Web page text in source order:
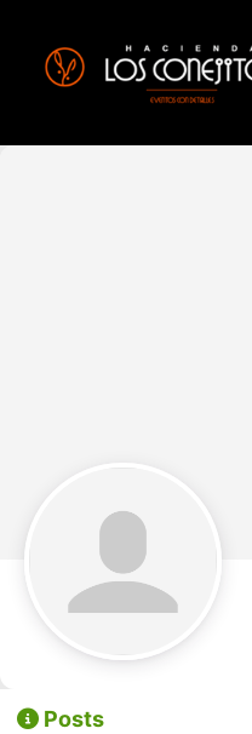
Posts